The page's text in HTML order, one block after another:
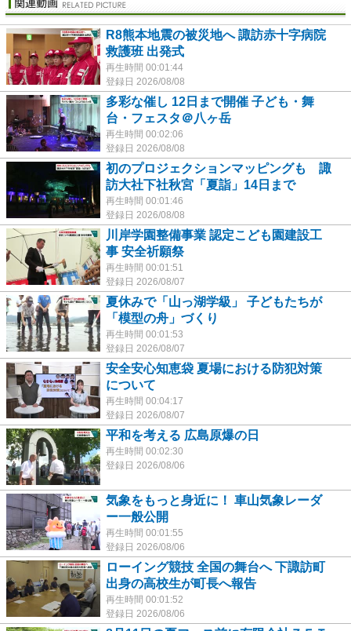
R8熊本地震の被災地へ 諏訪赤十字病院
救護班 出発式
再生時間 00:01:44
登録日 2026/08/08
多彩な催し 12日まで開催 子ども・舞
台・フェスタ＠八ヶ岳
再生時間 00:02:06
登録日 2026/08/08
初のプロジェクションマッピングも 諏
訪大社下社秋宮「夏詣」14日まで
再生時間 00:01:46
登録日 2026/08/08
川岸学園整備事業 認定こども園建設工
事 安全祈願祭
再生時間 00:01:51
登録日 2026/08/07
夏休みで「山っ湖学級」 子どもたちが
「模型の舟」づくり
再生時間 00:01:53
登録日 2026/08/07
安全安心知恵袋 夏場における防犯対策
について
再生時間 00:04:17
登録日 2026/08/07
平和を考える 広島原爆の日
再生時間 00:02:30
登録日 2026/08/06
気象をもっと身近に！ 車山気象レーダ
ー一般公開
再生時間 00:01:55
登録日 2026/08/06
ローイング競技 全国の舞台へ 下諏訪町
出身の高校生が町長へ報告
再生時間 00:01:52
登録日 2026/08/06